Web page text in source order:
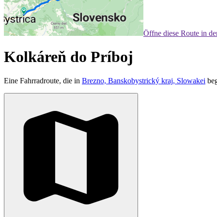
Öffne diese Route in
Kolkáreň do Príboj
Eine Fahrradroute, die in Brezno, Banskobystrický kraj, Slowakei